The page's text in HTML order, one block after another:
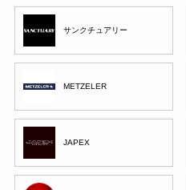
サンクチュアリー
METZELER
JAPEX